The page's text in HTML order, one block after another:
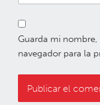
Guarda mi
navegador para la